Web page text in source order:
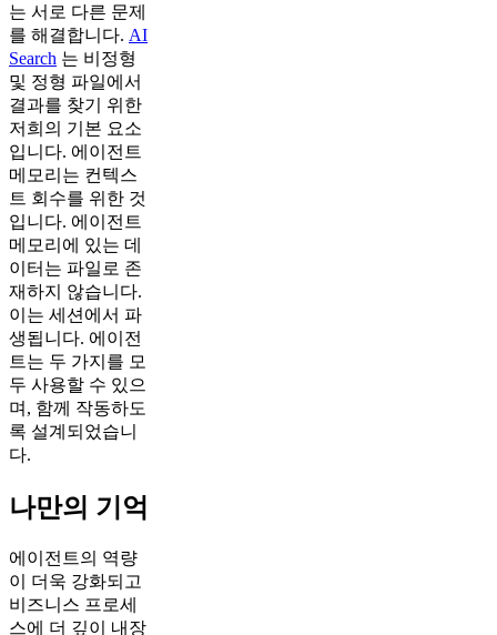
는 서로 다른 문제
를 해결합니다. AI
Search 는 비정형
및 정형 파일에서
결과를 찾기 위한
저희의 기본 요소
입니다. 에이전트
메모리는 컨텍스
트 회수를 위한 것
입니다. 에이전트
메모리에 있는 데
이터는 파일로 존
재하지 않습니다.
이는 세션에서 파
생됩니다. 에이전
트는 두 가지를 모
두 사용할 수 있으
며, 함께 작동하도
록 설계되었습니
다.
나만의 기억
에이전트의 역량
이 더욱 강화되고
비즈니스 프로세
스에 더 깊이 내장